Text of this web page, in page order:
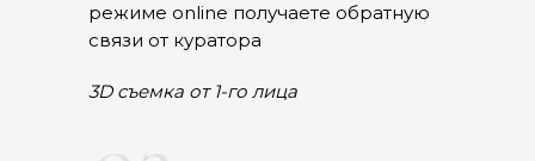
режиме online получаете обратную
связи от куратора
3D cъемка от 1-го лица